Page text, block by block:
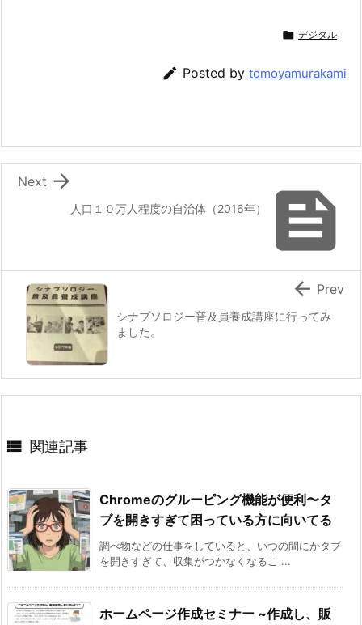
 デジタル
 Posted by tomoyamurakami

人口１０万人程度の自治体（2016年）

Next
シナプソロジー普及員養成講座に行ってみ
ました。
 Prev
 関連記事
Chromeのグルーピング機能が便利〜タ
ブを開きすぎて困っている方に向いてる
調べ物などの仕事をしていると、いつの間にかタブ
を開きすぎて、収集がつかなくなるこ ...
ホームページ作成セミナー ~作成し、販